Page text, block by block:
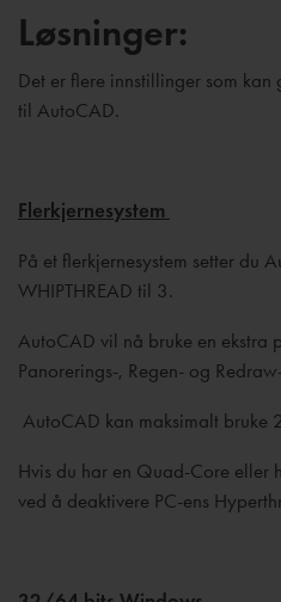
Løsninger:
Det er flere innstillinger som
til AutoCAD.
Flerkjernesystem
På et flerkjernesystem setter du
WHIPTHREAD til 3.
AutoCAD vil nå bruke en ekstra
Panorerings-, Regen- og
AutoCAD kan maksimalt bruke
Hvis du har en Quad-Core eller
ved å deaktivere PC-ens